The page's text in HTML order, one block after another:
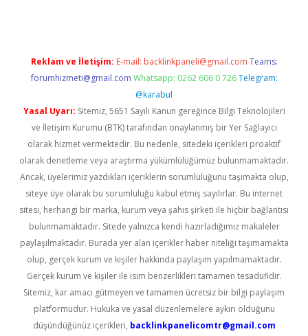
Reklam ve İletişim: E-mail: backlinkpaneli@gmail.com Teams:
forumhizmeti@gmail.com Whatsapp: 0262 606 0 726 Telegram:
@karabul
Yasal Uyarı: Sitemiz, 5651 Sayılı Kanun gereğince Bilgi Teknolojileri
ve İletişim Kurumu (BTK) tarafından onaylanmış bir Yer Sağlayıcı
olarak hizmet vermektedir. Bu nedenle, sitedeki içerikleri proaktif
olarak denetleme veya araştırma yükümlülüğümüz bulunmamaktadır.
Ancak, üyelerimiz yazdıkları içeriklerin sorumluluğunu taşımakta olup,
siteye üye olarak bu sorumluluğu kabul etmiş sayılırlar. Bu internet
sitesi, herhangi bir marka, kurum veya şahıs şirketi ile hiçbir bağlantısı
bulunmamaktadır. Sitede yalnızca kendi hazırladığımız makaleler
paylaşılmaktadır. Burada yer alan içerikler haber niteliği taşımamakta
olup, gerçek kurum ve kişiler hakkında paylaşım yapılmamaktadır.
Gerçek kurum ve kişiler ile isim benzerlikleri tamamen tesadüfidir.
Sitemiz, kar amacı gütmeyen ve tamamen ücretsiz bir bilgi paylaşım
platformudur. Hukuka ve yasal düzenlemelere aykırı olduğunu
düşündüğünüz içerikleri, backlinkpanelicomtr@gmail.com